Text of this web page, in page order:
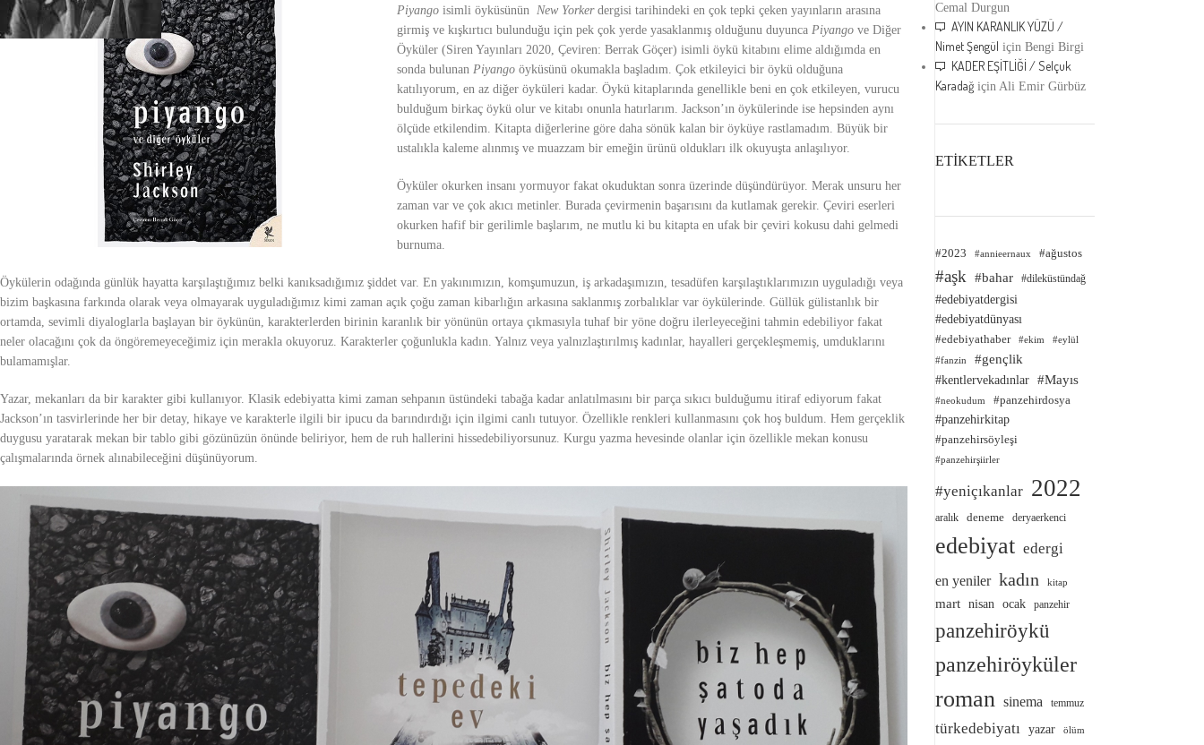
Piyango isimli öyküsünün New Yorkerdergisi tarihindeki en çok tepki çeken yayınların arasına
girmiş ve kışkırtıcı bulunduğu için pek çok yerde yasaklanmış olduğunu duyunca Piyango ve Diğer
Öyküler (Siren Yayınları 2020, Çeviren: Berrak Göçer) isimli öykü kitabını elime aldığımda en
sonda bulunan Piyango öyküsünü okumakla başladım. Çok etkileyici bir öykü olduğuna
katılıyorum, en az diğer öyküleri kadar. Öykü kitaplarında genellikle beni en çok etkileyen, vurucu
bulduğum birkaç öykü olur ve kitabı onunla hatırlarım. Jackson’ın öykülerinde ise hepsinden aynı
ölçüde etkilendim. Kitapta diğerlerine göre daha sönük kalan bir öyküye rastlamadım. Büyük bir
ustalıkla kaleme alınmış ve muazzam bir emeğin ürünü oldukları ilk okuyuşta anlaşılıyor.
Öyküler okurken insanı yormuyor fakat okuduktan sonra üzerinde düşündürüyor. Merak unsuru her
zaman var ve çok akıcı metinler. Burada çevirmenin başarısını da kutlamak gerekir. Çeviri eserleri
okurken hafif bir gerilimle başlarım, ne mutlu ki bu kitapta en ufak bir çeviri kokusu dahi gelmedi
burnuma.
Öykülerin odağında günlük hayatta karşılaştığımız belki kanıksadığımız şiddet var. En yakınımızın, komşumuzun, iş arkadaşımızın, tesadüfen karşılaştıklarımızın uyguladığı veya
bizim başkasına farkında olarak veya olmayarak uyguladığımız kimi zaman açık çoğu zaman kibarlığın arkasına saklanmış zorbalıklar var öykülerinde. Güllük gülistanlık bir
ortamda, sevimli diyaloglarla başlayan bir öykünün, karakterlerden birinin karanlık bir yönünün ortaya çıkmasıyla tuhaf bir yöne doğru ilerleyeceğini tahmin edebiliyor fakat
neler olacağını çok da öngöremeyeceğimiz için merakla okuyoruz. Karakterler çoğunlukla kadın. Yalnız veya yalnızlaştırılmış kadınlar, hayalleri gerçekleşmemiş, umduklarını
bulamamışlar.
Yazar, mekanları da bir karakter gibi kullanıyor. Klasik edebiyatta kimi zaman sehpanın üstündeki tabağa kadar anlatılmasını bir parça sıkıcı bulduğumu itiraf ediyorum fakat
Jackson’ın tasvirlerinde her bir detay, hikaye ve karakterle ilgili bir ipucu da barındırdığı için ilgimi canlı tutuyor. Özellikle renkleri kullanmasını çok hoş buldum. Hem gerçeklik
duygusu yaratarak mekan bir tablo gibi gözünüzün önünde beliriyor, hem de ruh hallerini hissedebiliyorsunuz. Kurgu yazma hevesinde olanlar için özellikle mekan konusu
çalışmalarında örnek alınabileceğini düşünüyorum.
Cemal Durgun
AYIN KARANLIK YÜZÜ /
Nimet Şengül içinBengi Birgi
KADER EŞİTLİĞİ / Selçuk
Karadağ için Ali Emir Gürbüz
ETİKETLER
#2023 #annieernaux #ağustos
#aşk #bahar #dileküstündağ
#edebiyatdergisi
#edebiyatdünyası
#edebiyathaber #ekim #eylül
#fanzin
#gençlik
#kentlervekadınlar #Mayıs
#neokudum
#panzehirdosya
#panzehirkitap
#panzehirsöyleşi
#panzehirşiirler
#yeniçıkanlar 2022
aralık deneme deryaerkenci
edebiyat edergi
en yeniler kadın kitap
mart nisan ocak panzehir
panzehiröykü
panzehiröyküler
roman sinema temmuz
türkedebiyatı yazar ölüm